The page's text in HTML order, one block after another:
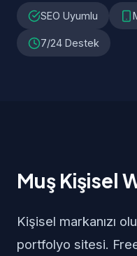
SEO Uyumlu
7/24 Destek
Muş Kişisel
Kişisel markanızı
portfolyo sitesi.